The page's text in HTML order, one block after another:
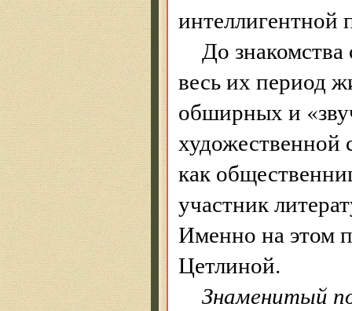
интеллигентной
До
весь их период
обширных и
художественной
как
участник
Именно на этом
Цетлиной.
Знаменитый